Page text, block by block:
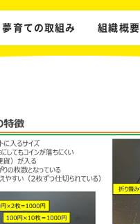
夢育ての取組み 組織概要